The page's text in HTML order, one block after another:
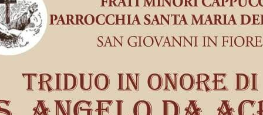
LA
DI
I NOSTRI
FRATI